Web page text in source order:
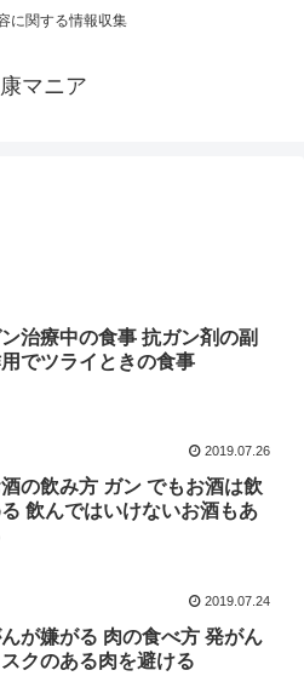
に関する情報収集
マニア
治療中の食事 抗ガン剤の副
でツライときの食事
2019.07.26
の飲み方 ガン でもお酒は飲
飲んではいけないお酒もあ
2019.07.24
が嫌がる 肉の食べ方 発がん
スクのある肉を避ける